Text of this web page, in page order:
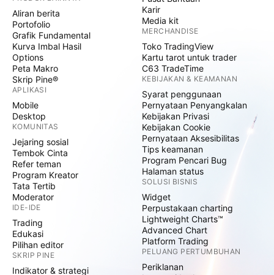
Aliran berita
Portofolio
Grafik Fundamental
Kurva Imbal Hasil
Options
Peta Makro
Skrip Pine®
APLIKASI
Mobile
Desktop
KOMUNITAS
Jejaring sosial
Tembok Cinta
Refer teman
Program Kreator
Tata Tertib
Moderator
IDE-IDE
Trading
Edukasi
Pilihan editor
SKRIP PINE
Indikator & strategi
Karir
Media kit
MERCHANDISE
Toko TradingView
Kartu tarot untuk trader
C63 TradeTime
KEBIJAKAN & KEAMANAN
Syarat penggunaan
Pernyataan Penyangkalan
Kebijakan Privasi
Kebijakan Cookie
Pernyataan Aksesibilitas
Tips keamanan
Program Pencari Bug
Halaman status
SOLUSI BISNIS
Widget
Perpustakaan charting
Lightweight Charts™
Advanced Chart
Platform Trading
PELUANG PERTUMBUHAN
Periklanan